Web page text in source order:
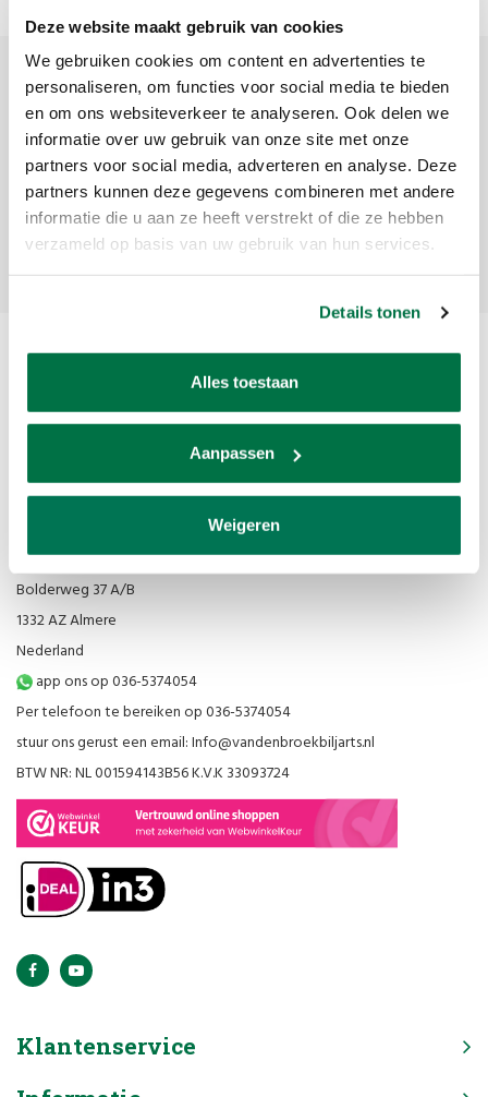
Deze website maakt gebruik van cookies
We gebruiken cookies om content en advertenties te
personaliseren, om functies voor social media te bieden
en om ons websiteverkeer te analyseren. Ook delen we
informatie over uw gebruik van onze site met onze
partners voor social media, adverteren en analyse. Deze
partners kunnen deze gegevens combineren met andere
informatie die u aan ze heeft verstrekt of die ze hebben
verzameld op basis van uw gebruik van hun services.
Details tonen
Alles toestaan
Aanpassen
Weigeren
Meld je aan voor onze nieuwsbrief
Ontvang de laatste updates, nieuws en aanbiedingen via email
Abonneer
Van den Broek Biljarts
Bolderweg 37 A/B
1332 AZ Almere
Nederland
app ons op 036-5374054
Per telefoon te bereiken op 036-5374054
stuur ons gerust een email:Info@vandenbroekbiljarts.nl
BTW NR: NL 001594143B56 K.V.K 33093724
Klantenservice